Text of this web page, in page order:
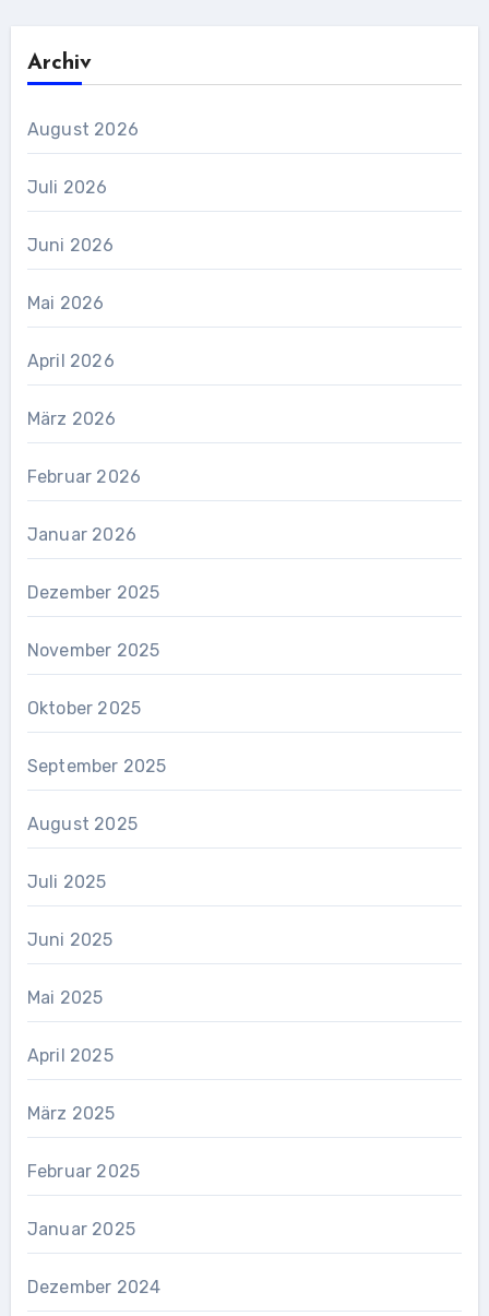
Archiv
August 2026
Juli 2026
Juni 2026
Mai 2026
April 2026
März 2026
Februar 2026
Januar 2026
Dezember 2025
November 2025
Oktober 2025
September 2025
August 2025
Juli 2025
Juni 2025
Mai 2025
April 2025
März 2025
Februar 2025
Januar 2025
Dezember 2024